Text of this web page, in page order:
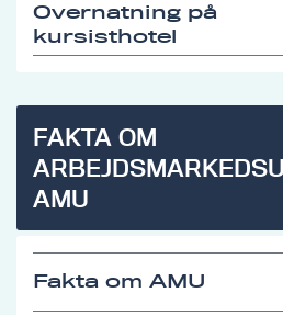
Overnatning på
kursisthotel
FAKTA OM
AMU
Fakta om AMU